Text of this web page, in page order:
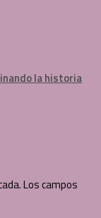
la historia
Los campos